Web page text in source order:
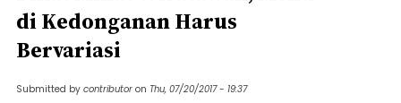
di Kedonganan Harus
Bervariasi
Submitted by contributor on Thu, 07/20/2017 - 19:37